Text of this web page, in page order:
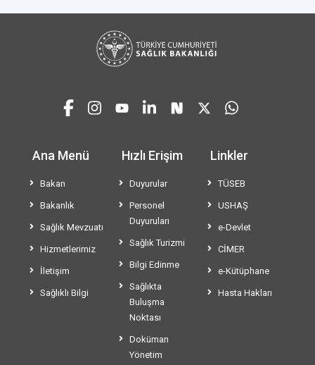
Ana Menü
Bakan
Bakanlık
Sağlık Mevzuatı
Hizmetlerimiz
İletişim
Sağlıklı Bilgi
Hızlı Erişim
Duyurular
Personel
Duyuruları
Sağlık Turizmi
Bilgi Edinme
Sağlıkta
Buluşma
Noktası
Doküman
Yönetim
Linkler
TÜSEB
USHAŞ
e-Devlet
CİMER
e-Kütüphane
Hasta Hakları